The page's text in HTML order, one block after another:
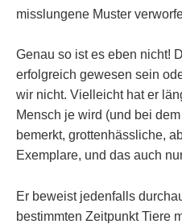
misslungene Muster
Genau so ist es eben nicht!
erfolgreich gewesen sein
wir nicht. Vielleicht hat er
Mensch je wird (und bei
bemerkt, grottenhässliche,
Exemplare, und das auch
Er beweist jedenfalls
bestimmten Zeitpunkt Tiere